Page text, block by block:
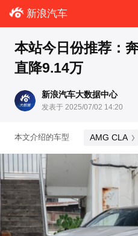
新浪汽车
本站今日份推荐：
直降9.14万
新浪汽车大数据中心
发表于 2025/07/02 14:20
本文介绍的车型 AMG CLA